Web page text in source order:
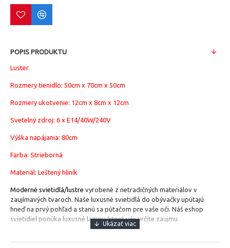
POPIS PRODUKTU
Luster
Rozmery tienidlo: 50cm x 70cm x 50cm
Rozmery ukotvenie: 12cm x 8cm x 12cm
Svetelný zdroj: 6 x E14/40W/240V
Výška napájania: 80cm
Farba: Strieborná
Materiál: Leštený hliník
Moderné svietidlá/lustre vyrobené z netradičných materiálov v
zaujímavých tvaroch. Naše luxusné svietidlá do obývačky upútajú
hneď na prvý pohľad a stanú sa pútačom pre vaše oči. Náš eshop
svietidiel ponúka luxusné lampy, ktoré vás určite zaujmu.